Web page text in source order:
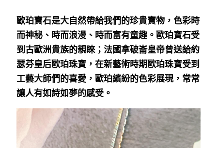
歐珀寶石是大自然帶給我們的珍貴寶物，色彩時
而神秘、時而浪漫、時而富有童趣。歐珀寶石受
到古歐洲貴族的親睞；法國拿破崙皇帝曾送給約
瑟芬皇后歐珀珠寶，在新藝術時期歐珀珠寶受到
工藝大師們的喜愛，歐珀繽紛的色彩展現，常常
讓人有如詩如夢的感受。